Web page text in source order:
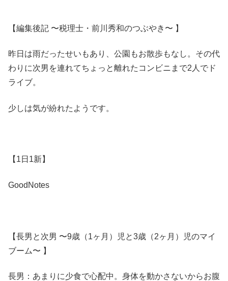
【編集後記 〜税理士・前川秀和のつぶやき〜 】
昨日は雨だったせいもあり、公園もお散歩もなし。その代
わりに次男を連れてちょっと離れたコンビニまで2人でド
ライブ。
少しは気が紛れたようです。
【1日1新】
GoodNotes
【長男と次男 〜9歳（1ヶ月）児と3歳（2ヶ月）児のマイ
ブーム〜 】
長男：あまりに少食で心配中。身体を動かさないからお腹